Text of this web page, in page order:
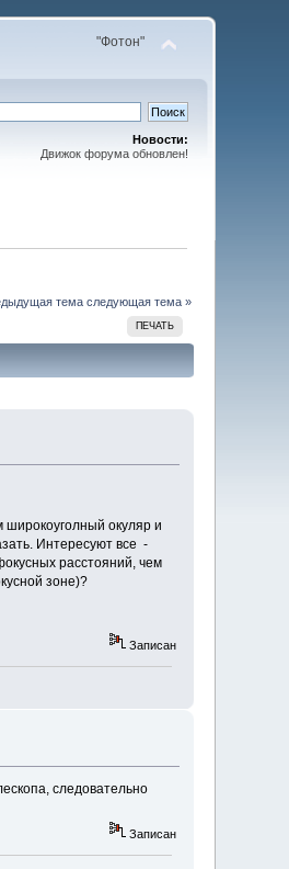
"Фотон"
Новости:
Движок форума обновлен!
тема следующая тема »
ПЕЧАТЬ
широкоуголный окуляр и
Интересуют все -
расстояний, чем
зоне)?
Записан
следовательно
Записан